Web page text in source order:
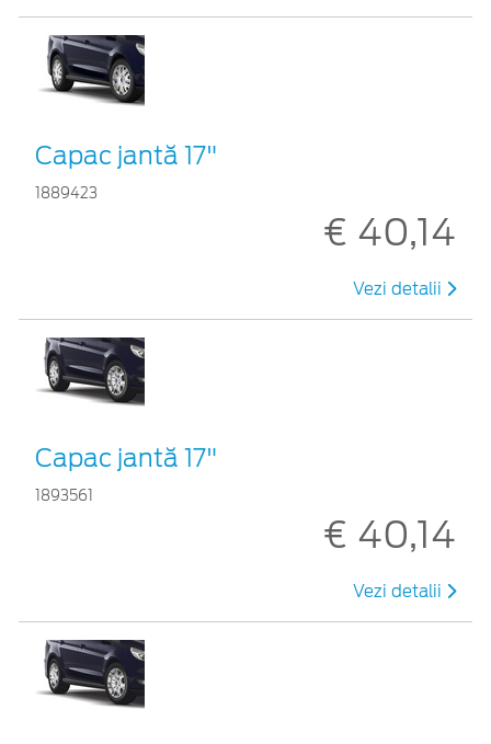
Capac jantă 17"
1889423
€ 40,14
Vezi detalii
Capac jantă 17"
1893561
€ 40,14
Vezi detalii